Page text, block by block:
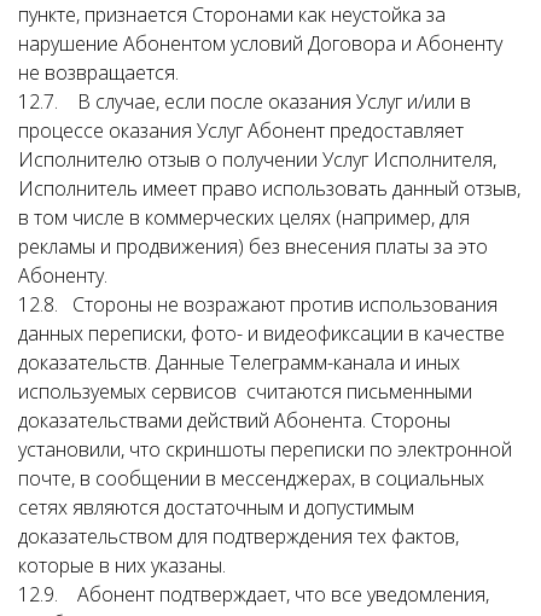
пункте, признается Сторонами как неустойка за
нарушение Абонентом условий Договора и Абоненту
не возвращается.
12.7. В случае, если после оказания Услуг и/или в
процессе оказания Услуг Абонент предоставляет
Исполнителю отзыв о получении Услуг Исполнителя,
Исполнитель имеет право использовать данный отзыв,
в том числе в коммерческих целях (например, для
рекламы и продвижения) без внесения платы за это
Абоненту.
12.8. Стороны не возражают против использования
данных переписки, фото- и видеофиксации в качестве
доказательств. Данные Телеграмм-канала и иных
используемых сервисов считаются письменными
доказательствами действий Абонента. Стороны
установили, что скриншоты переписки по электронной
почте, в сообщении в мессенджерах, в социальных
сетях являются достаточным и допустимым
доказательством для подтверждения тех фактов,
которые в них указаны.
12.9. Абонент подтверждает, что все уведомления,